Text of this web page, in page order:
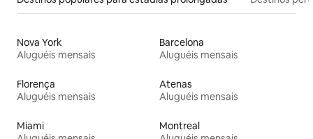
Nova York
Aluguéis mensais
Barcelona
Aluguéis mensais
Florença
Aluguéis mensais
Atenas
Aluguéis mensais
Miami
Montreal